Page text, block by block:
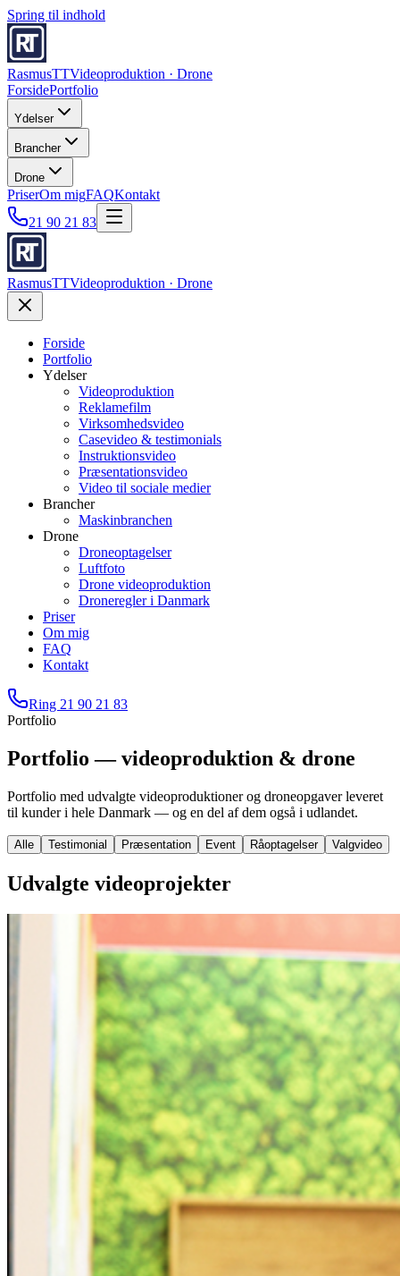
Spring til indhold
RasmusTTVideoproduktion · Drone
ForsidePortfolio
Ydelser
Brancher
Drone
PriserOm migFAQKontakt
21 90 21 83
RasmusTTVideoproduktion · Drone
Forside
Portfolio
Ydelser
Videoproduktion
Reklamefilm
Virksomhedsvideo
Casevideo & testimonials
Instruktionsvideo
Præsentationsvideo
Video til sociale medier
Brancher
Maskinbranchen
Drone
Droneoptagelser
Luftfoto
Drone videoproduktion
Droneregler i Danmark
Priser
Om mig
FAQ
Kontakt
Ring 21 90 21 83
Portfolio
Portfolio —videoproduktion & drone
Portfolio med udvalgte videoproduktioner og droneopgaver leveret
til kunder i hele Danmark — og en del af dem også i udlandet.
Alle Testimonial Præsentation Event Råoptagelser Valgvideo
Udvalgte videoprojekter